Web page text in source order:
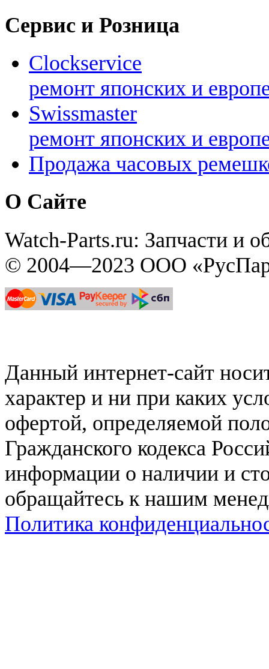
Сервис и Розница
Clockservice
ремонт японских и
Swissmaster
ремонт японских и
Продажа часовых
О Сайте
Watch-Parts.ru: Запчасти и
© 2004—2023 ООО
Данный интернет-сайт
характер и ни при каких
офертой, определяемой
Гражданского кодекса
информации о наличии и
обращайтесь к нашим
Политика